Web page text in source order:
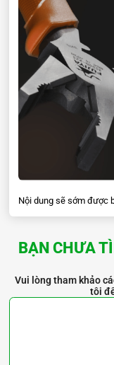
FBW – 900S
Nội dung sẽ sớm được
BẠN CHƯA
Vui lòng tham khảo
tôi